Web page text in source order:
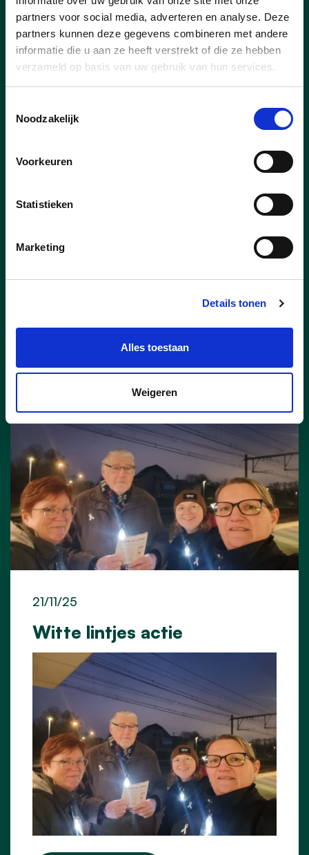
partners voor social media, adverteren en analyse. Deze
partners kunnen deze gegevens combineren met andere
informatie die u aan ze heeft verstrekt of die ze hebben
verzameld op basis van uw gebruik van hun services.
Noodzakelijk
Voorkeuren
Statistieken
Marketing
Details tonen
Alles toestaan
Weigeren
Koning Winter is in het land!
08/01/26
gemeentelijke wegen en fietspaden zo
houden. Onze strooidiensten van de
Technische Dienst staan paraat om zowel
lees meer
Witte lintjes actie
21/11/25